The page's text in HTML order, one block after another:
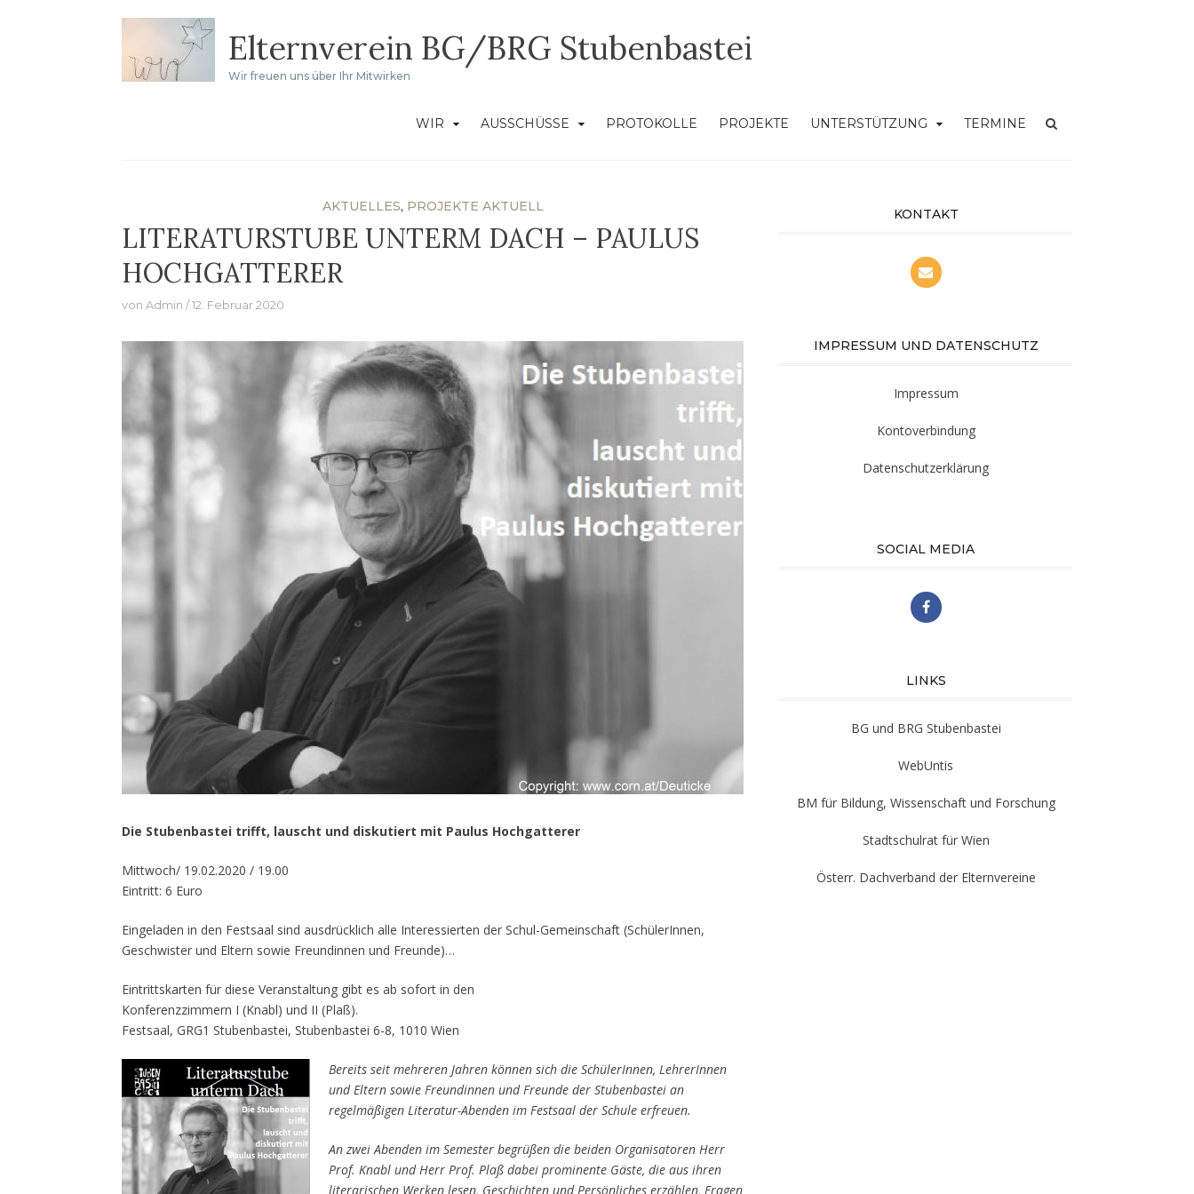
springen
Elternverein BG/BRG Stubenbastei
Wir freuen uns über Ihr Mitwirken
WIR AUSSCHÜSSE PROTOKOLLE PROJEKTE UNTERSTÜTZUNG TERMINE
AKTUELLES, PROJEKTE AKTUELL
LITERATURSTUBE UNTERM DACH – PAULUS
HOCHGATTERER
von Admin 12. Februar 2020
Die Stubenbastei trifft, lauscht und diskutiert mit Paulus Hochgatterer
Mittwoch/ 19.02.2020 / 19.00
Eintritt: 6 Euro
Eingeladen in den Festsaal sind ausdrücklich alle Interessierten der Schul-Gemeinschaft (SchülerInnen,
Geschwister und Eltern sowie Freundinnen und Freunde)…
Eintrittskarten für diese Veranstaltung gibt es ab sofort in den
Konferenzzimmern I (Knabl) und II (Plaß).
Festsaal, GRG1 Stubenbastei, Stubenbastei 6-8, 1010 Wien
Bereits seit mehreren Jahren können sich die SchülerInnen, LehrerInnen
und Eltern sowie Freundinnen und Freunde der Stubenbastei an
regelmäßigen Literatur-Abenden im Festsaal der Schule erfreuen.
An zwei Abenden im Semester begrüßen die beiden Organisatoren Herr
Prof. Knabl und Herr Prof. Plaß dabei prominente Gäste, die aus ihren
literarischen Werken lesen, Geschichten und Persönliches erzählen, Fragen
KONTAKT
IMPRESSUM UND DATENSCHUTZ
Impressum
Kontoverbindung
Datenschutzerklärung
SOCIAL MEDIA
LINKS
BG und BRG Stubenbastei
WebUntis
BM für Bildung, Wissenschaft und Forschung
Stadtschulrat für Wien
Österr. Dachverband der Elternvereine